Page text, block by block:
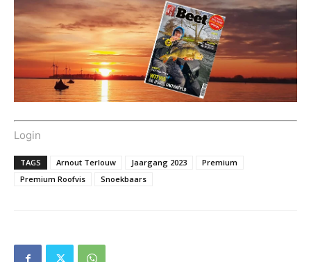
Login
TAGS Arnout Terlouw Jaargang 2023
Premium
Premium Roofvis
Snoekbaars